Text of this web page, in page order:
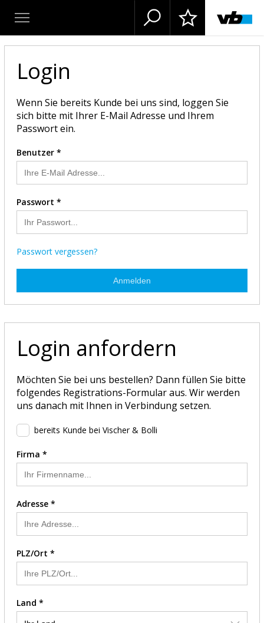
Login
Wenn Sie bereits Kunde bei uns sind, loggen Sie
sich bitte mit Ihrer E-Mail Adresse und Ihrem
Passwort ein.
Benutzer *
Passwort *
Passwort vergessen?
Anmelden
Login anfordern
Möchten Sie bei uns bestellen? Dann füllen Sie bitte
folgendes Registrations-Formular aus. Wir werden
uns danach mit Ihnen in Verbindung setzen.
bereits Kunde bei Vischer & Bolli
Firma *
Adresse *
PLZ/Ort *
Land *